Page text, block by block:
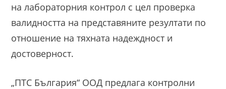
на лабораторния контрол с цел проверка
валидността на представяните резултати по
отношение на тяхната надеждност и
достоверност.
„ПТС България“ ООД предлага контролни